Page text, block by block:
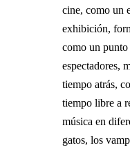
cine, como un
exhibición,
como un punto
espectadores,
tiempo atrás,
tiempo libre a
música en
gatos, los